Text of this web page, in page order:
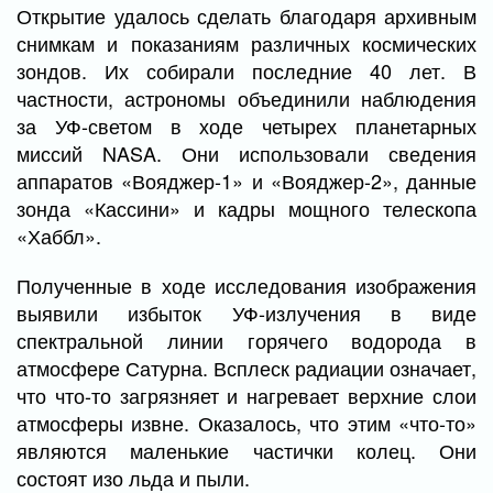
Открытие удалось сделать благодаря архивным
снимкам и показаниям различных космических
зондов. Их собирали последние 40 лет. В
частности, астрономы объединили наблюдения
за УФ-светом в ходе четырех планетарных
миссий NASA. Они использовали сведения
аппаратов «Вояджер-1» и «Вояджер-2», данные
зонда «Кассини» и кадры мощного телескопа
«Хаббл».
Полученные в ходе исследования изображения
выявили избыток УФ-излучения в виде
спектральной линии горячего водорода в
атмосфере Сатурна. Всплеск радиации означает,
что что-то загрязняет и нагревает верхние слои
атмосферы извне. Оказалось, что этим «что-то»
являются маленькие частички колец. Они
состоят изо льда и пыли.